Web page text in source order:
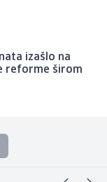
izašlo na
reforme širom